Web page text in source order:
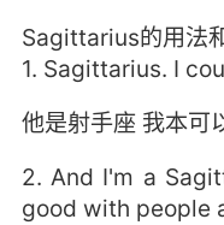
Sagittarius的用法
1. Sagittarius. I
他是射手座 我本可
2. And I'm a
good with people